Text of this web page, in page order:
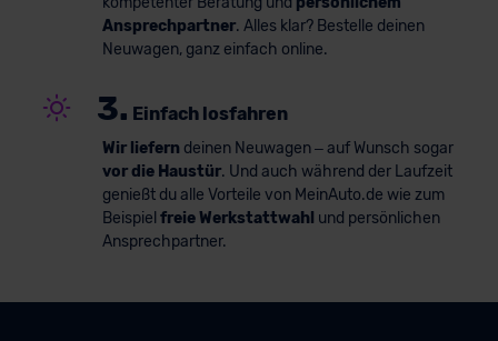
Ansprechpartner. Alles klar? Bestelle deinen
Neuwagen, ganz einfach online.
3. Einfach losfahren
Wir liefern deinen Neuwagen – auf Wunsch sogar
vor die Haustür. Und auch während der Laufzeit
genießt du alle Vorteile von MeinAuto.de wie zum
Beispiel freie Werkstattwahl und persönlichen
Ansprechpartner.